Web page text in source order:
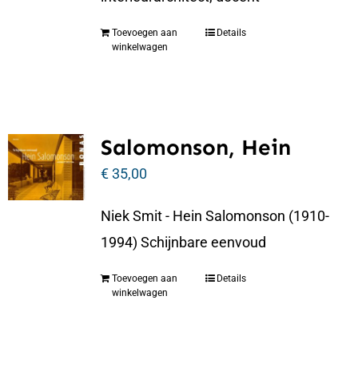
Toevoegen aan
winkelwagen
Details
Salomonson, Hein
€35,00
Niek Smit - Hein Salomonson (1910-
1994) Schijnbare eenvoud
Toevoegen aan
winkelwagen
Details